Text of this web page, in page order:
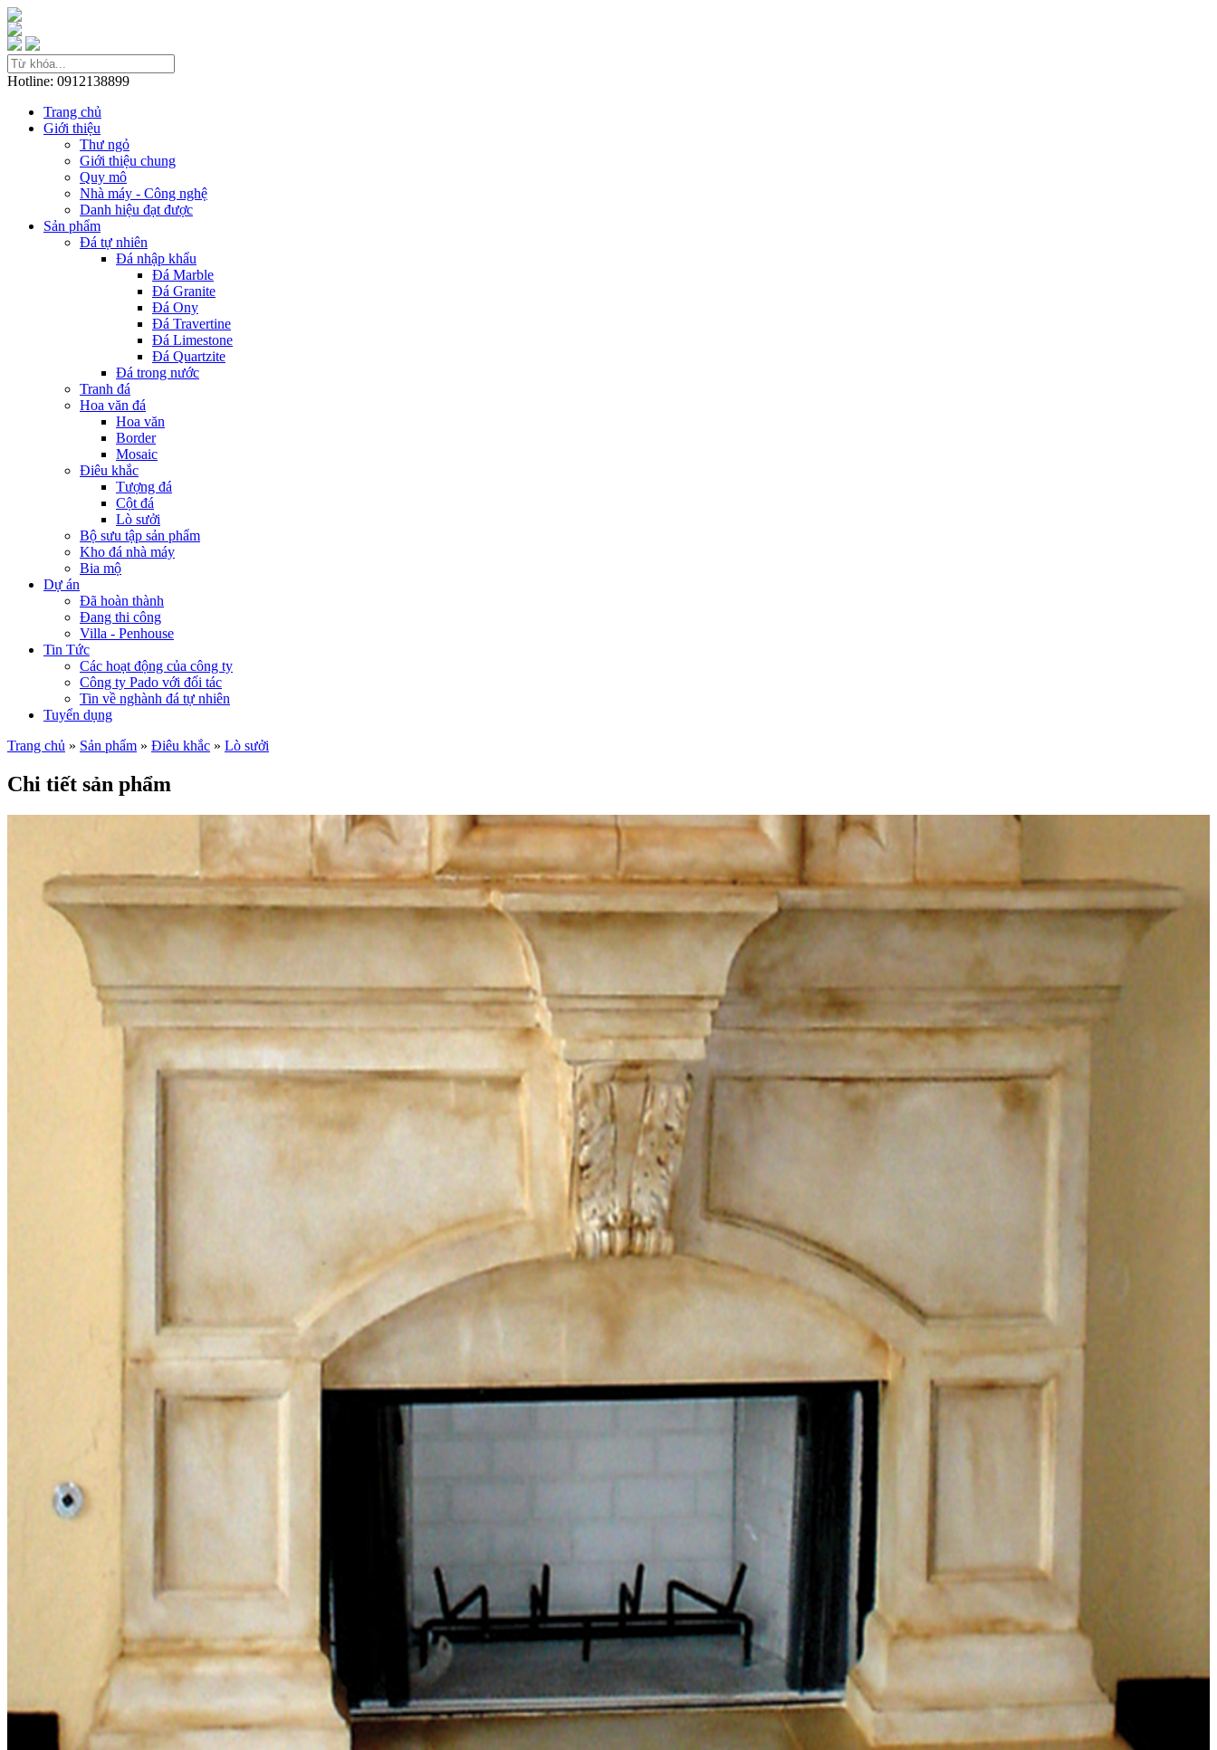
Hotline: 0912138899
Trang chủ
Giới thiệu
Thư ngỏ
Giới thiệu chung
Quy mô
Nhà máy - Công nghệ
Danh hiệu đạt được
Sản phẩm
Đá tự nhiên
Đá nhập khẩu
Đá Marble
Đá Granite
Đá Ony
Đá Travertine
Đá Limestone
Đá Quartzite
Đá trong nước
Tranh đá
Hoa văn đá
Hoa văn
Border
Mosaic
Điêu khắc
Tượng đá
Cột đá
Lò sưởi
Bộ sưu tập sản phẩm
Kho đá nhà máy
Bia mộ
Dự án
Đã hoàn thành
Đang thi công
Villa - Penhouse
Tin Tức
Các hoạt động của công ty
Công ty Pado với đối tác
Tin về nghành đá tự nhiên
Tuyển dụng
Trang chủ » Sản phẩm » Điêu khắc » Lò sưởi
Chi tiết sản phẩm